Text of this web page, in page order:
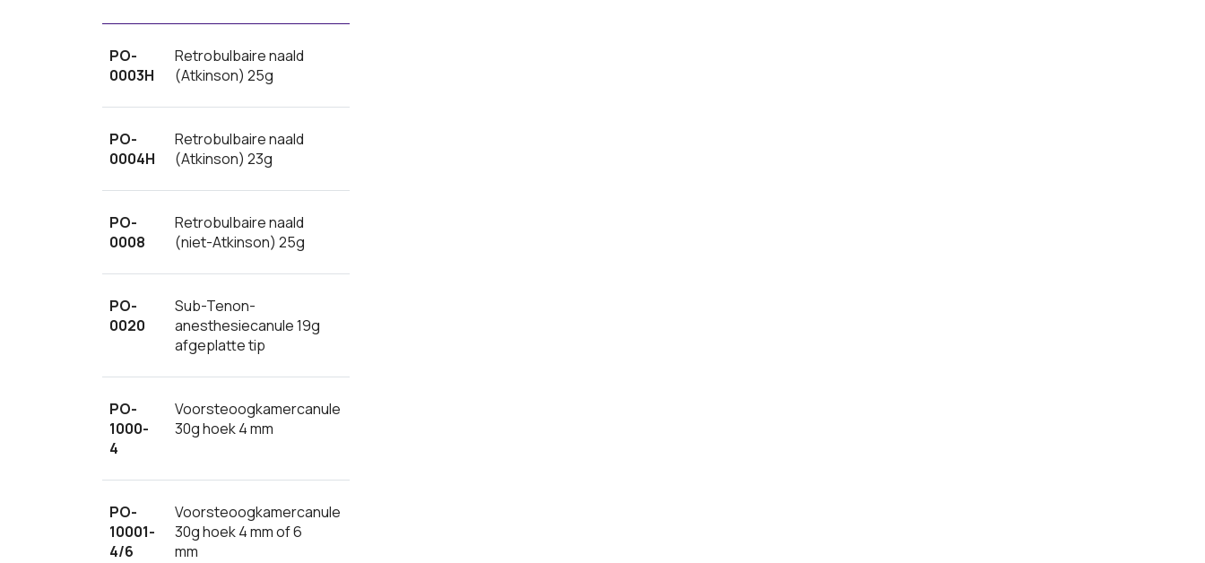
PO-
0003H
Retrobulbaire naald
(Atkinson) 25g
PO-
0004H
Retrobulbaire naald
(Atkinson) 23g
PO-
0008
Retrobulbaire naald
(niet-Atkinson) 25g
PO-
0020
Sub-Tenon-
anesthesiecanule 19g
afgeplatte tip
PO-
1000-
4
Voorsteoogkamercanule
30g hoek 4 mm
PO-
10001-
4/6
Voorsteoogkamercanule
30g hoek 4 mm of 6
mm